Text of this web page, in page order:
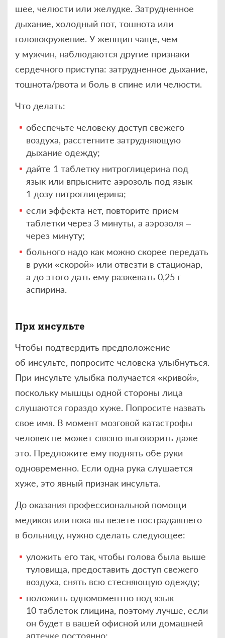
шее, челюсти или желудке. Затрудненное
дыхание, холодный пот, тошнота или
головокружение. У женщин чаще, чем
у мужчин, наблюдаются другие признаки
сердечного приступа: затрудненное дыхание,
тошнота/рвота и боль в спине или челюсти.
Что делать:
обеспечьте человеку доступ свежего
воздуха, расстегните затрудняющую
дыхание одежду;
дайте 1 таблетку нитроглицерина под
язык или впрысните аэрозоль под язык
1 дозу нитроглицерина;
если эффекта нет, повторите прием
таблетки через 3 минуты, а аэрозоля –
через минуту;
больного надо как можно скорее передать
в руки «скорой» или отвезти в стационар,
а до этого дать ему разжевать 0,25 г
аспирина.
При инсульте
Чтобы подтвердить предположение
об инсульте, попросите человека улыбнуться.
При инсульте улыбка получается «кривой»,
поскольку мышцы одной стороны лица
слушаются гораздо хуже. Попросите назвать
свое имя. В момент мозговой катастрофы
человек не может связно выговорить даже
это. Предложите ему поднять обе руки
одновременно. Если одна рука слушается
хуже, это явный признак инсульта.
До оказания профессиональной помощи
медиков или пока вы везете пострадавшего
в больницу, нужно сделать следующее:
уложить его так, чтобы голова была выше
туловища, предоставить доступ свежего
воздуха, снять всю стесняющую одежду;
положить одномоментно под язык
10 таблеток глицина, поэтому лучше, если
он будет в вашей офисной или домашней
аптечке постоянно;